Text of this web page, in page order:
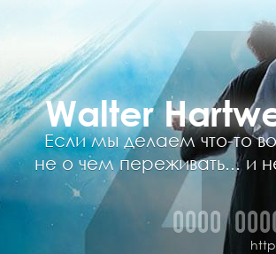
Walter
Если мы делаем что-то
не о чем переживать... и
0000